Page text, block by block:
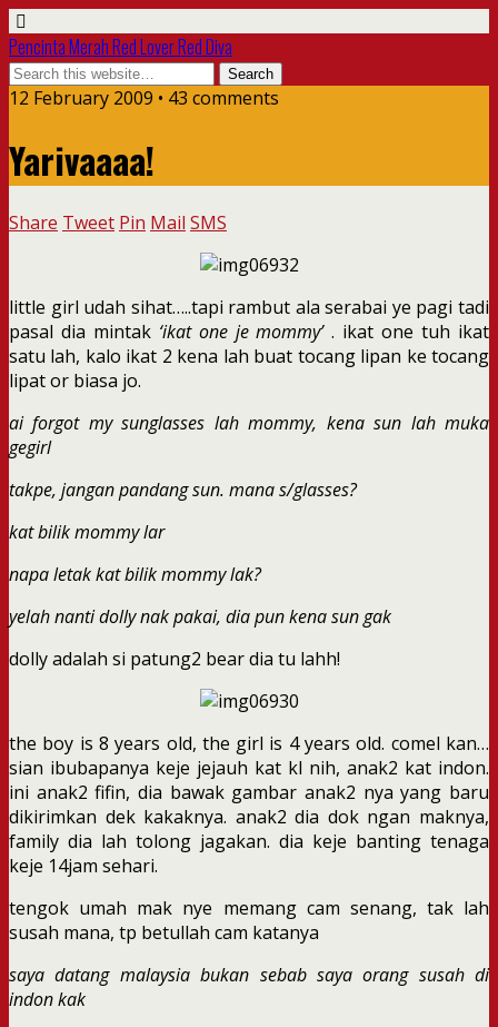
Pencinta Merah Red Lover Red Diva
12 February 2009 • 43 comments
Yarivaaaa!
Share Tweet Pin Mail SMS
little girl udah sihat…..tapi rambut ala serabai ye pagi tadi
pasal dia mintak ‘ikat one je mommy’. ikat one tuh ikat
satu lah, kalo ikat 2 kena lah buat tocang lipan ke tocang
lipat or biasa jo.
ai forgot my sunglasses lah mommy, kena sun lah muka
gegirl
takpe, jangan pandang sun. mana s/glasses?
kat bilik mommy lar
napa letak kat bilik mommy lak?
yelah nanti dolly nak pakai, dia pun kena sun gak
dolly adalah si patung2 bear dia tu lahh!
the boy is 8 years old, the girl is 4 years old. comel kan…
sian ibubapanya keje jejauh kat kl nih, anak2 kat indon.
ini anak2 fifin, dia bawak gambar anak2 nya yang baru
dikirimkan dek kakaknya. anak2 dia dok ngan maknya,
family dia lah tolong jagakan. dia keje banting tenaga
keje 14jam sehari.
tengok umah mak nye memang cam senang, tak lah
susah mana, tp betullah cam katanya
saya datang malaysia bukan sebab saya orang susah di
indon kak